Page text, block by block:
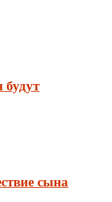
будут
сына